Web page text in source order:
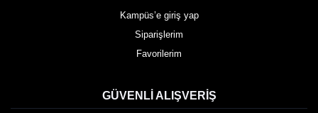
Kampüs’e giriş yap
Siparişlerim
Favorilerim
GÜVENLI ALIŞVERIŞ